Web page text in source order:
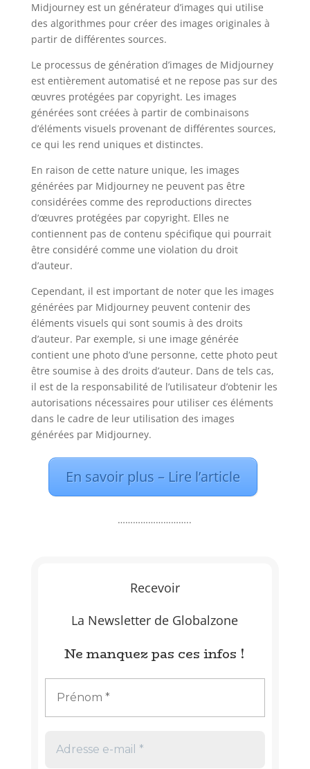
Midjourney est un générateur d’images qui utilise
des algorithmes pour créer des images originales à
partir de différentes sources.
Le processus de génération d’images de Midjourney
est entièrement automatisé et ne repose pas sur des
œuvres protégées par copyright. Les images
générées sont créées à partir de combinaisons
d’éléments visuels provenant de différentes sources,
ce qui les rend uniques et distinctes.
En raison de cette nature unique, les images
générées par Midjourney ne peuvent pas être
considérées comme des reproductions directes
d’œuvres protégées par copyright. Elles ne
contiennent pas de contenu spécifique qui pourrait
être considéré comme une violation du droit
d’auteur.
Cependant, il est important de noter que les images
générées par Midjourney peuvent contenir des
éléments visuels qui sont soumis à des droits
d’auteur. Par exemple, si une image générée
contient une photo d’une personne, cette photo peut
être soumise à des droits d’auteur. Dans de tels cas,
il est de la responsabilité de l’utilisateur d’obtenir les
autorisations nécessaires pour utiliser ces éléments
dans le cadre de leur utilisation des images
générées par Midjourney.
En savoir plus – Lire l’article
………………………..
Recevoir
La Newsletter de Globalzone
Ne manquez pas ces infos !